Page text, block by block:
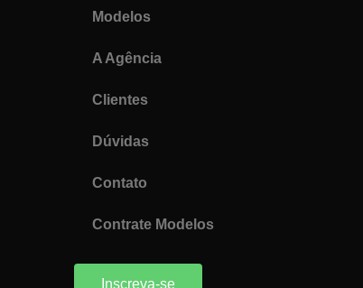
Modelos
A Agência
Clientes
Dúvidas
Contato
Contrate Modelos
Inscreva-se